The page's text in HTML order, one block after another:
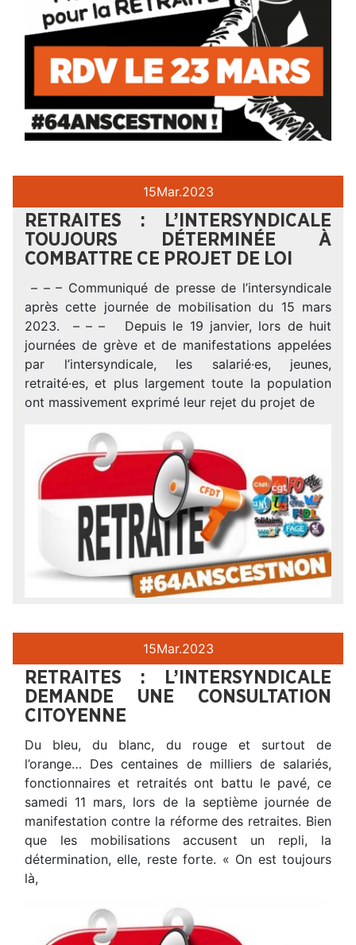
15Mar.2023
RETRAITES : L’INTERSYNDICALE
TOUJOURS DÉTERMINÉE À
COMBATTRE CE PROJET DE LOI
– – – Communiqué de presse de l’intersyndicale
après cette journée de mobilisation du 15 mars
2023. – – – Depuis le 19 janvier, lors de huit
journées de grève et de manifestations appelées
par l’intersyndicale, les salarié·es, jeunes,
retraité·es, et plus largement toute la population
ont massivement exprimé leur rejet du projet de
15Mar.2023
RETRAITES : L’INTERSYNDICALE
DEMANDE UNE CONSULTATION
CITOYENNE
Du bleu, du blanc, du rouge et surtout de
l’orange… Des centaines de milliers de salariés,
fonctionnaires et retraités ont battu le pavé, ce
samedi 11 mars, lors de la septième journée de
manifestation contre la réforme des retraites. Bien
que les mobilisations accusent un repli, la
détermination, elle, reste forte. « On est toujours
là,